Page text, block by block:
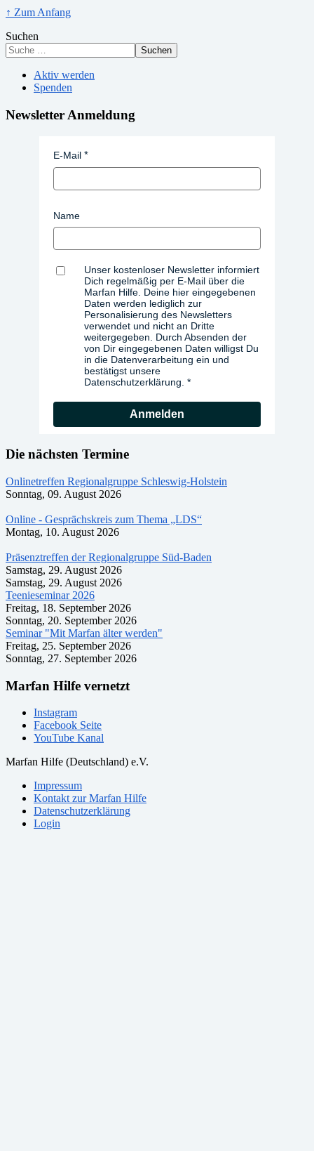
↑ Zum Anfang
Suchen
Suchen
Aktiv werden
Spenden
Newsletter Anmeldung
E-Mail
Name
Unser kostenloser Newsletter informiert
Dich regelmäßig per E-Mail über die
Marfan Hilfe. Deine hier eingegebenen
Daten werden lediglich zur
Personalisierung des Newsletters
verwendet und nicht an Dritte
weitergegeben. Durch Absenden der
von Dir eingegebenen Daten willigst Du
in die Datenverarbeitung ein und
bestätigst unsere
Datenschutzerklärung.
Anmelden
Die nächsten Termine
Onlinetreffen Regionalgruppe Schleswig-Holstein
Sonntag, 09. August 2026
Online - Gesprächskreis zum Thema „LDS“
Montag, 10. August 2026
Präsenztreffen der Regionalgruppe Süd-Baden
Samstag, 29. August 2026
Samstag, 29. August 2026
Teenieseminar 2026
Freitag, 18. September 2026
Sonntag, 20. September 2026
Seminar "Mit Marfan älter werden"
Freitag, 25. September 2026
Sonntag, 27. September 2026
Marfan Hilfe vernetzt
Instagram
Facebook Seite
YouTube Kanal
Marfan Hilfe (Deutschland) e.V.
Impressum
Kontakt zur Marfan Hilfe
Datenschutzerklärung
Login